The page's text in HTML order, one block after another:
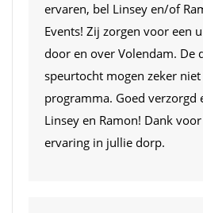
ervaren, bel Linsey en/of
Events! Zij zorgen voor een
door en over Volendam. De
speurtocht mogen zeker
programma. Goed verzorgd
Linsey en Ramon! Dank
ervaring in jullie dorp.